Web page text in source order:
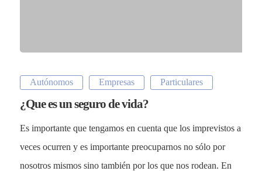
Autónomos Empresas Particulares
¿Que es un seguro de vida?
Es importante que tengamos en cuenta que los imprevistos a
veces ocurren y es importante preocuparnos no sólo por
nosotros mismos sino también por los que nos rodean. En